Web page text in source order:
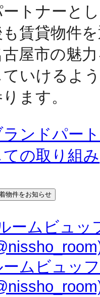
トナーと
賃貸物件
古屋市の魅
ていけるよ
ます。
ランドパー
ての取り組み
物件をお知らせ
ームビュッ